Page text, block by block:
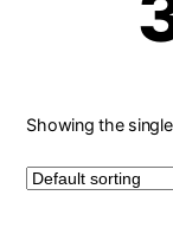
Showing the